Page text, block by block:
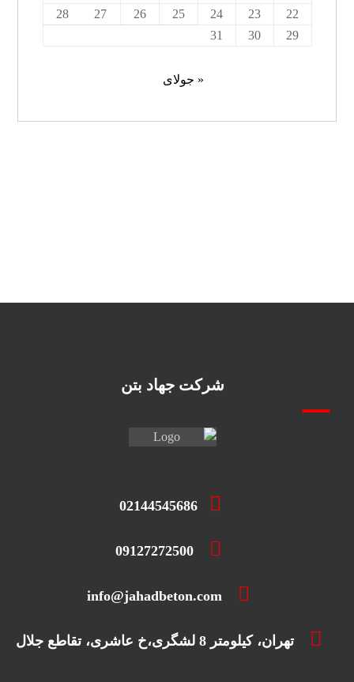
22
23
24
25
26
27
28
29
30
31
« جولای
شرکت جهاد بتن
02144545686
09127272500
info@jahadbeton.com
تهران، کیلومتر 8 لشگری،خ عاشری، تقاطع جلال